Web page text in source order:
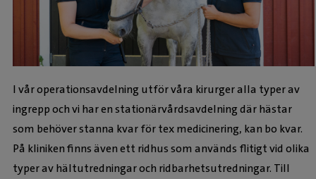
I vår operationsavdelning utför våra kirurger alla typer av
ingrepp och vi har en stationärvårdsavdelning där hästar
som behöver stanna kvar för tex medicinering, kan bo kvar.
På kliniken finns även ett ridhus som används flitigt vid olika
typer av hältutredningar och ridbarhetsutredningar. Till